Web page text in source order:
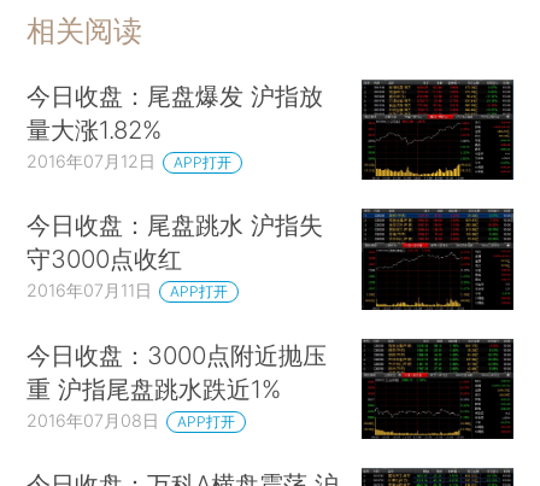
相关阅读
今日收盘：尾盘爆发 沪指放
量大涨1.82%
2016年07月12日 APP打开
今日收盘：尾盘跳水 沪指失
守3000点收红
2016年07月11日 APP打开
今日收盘：3000点附近抛压
重 沪指尾盘跳水跌近1%
2016年07月08日 APP打开